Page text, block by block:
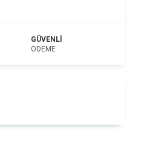
GÜVENLI
ÖDEME